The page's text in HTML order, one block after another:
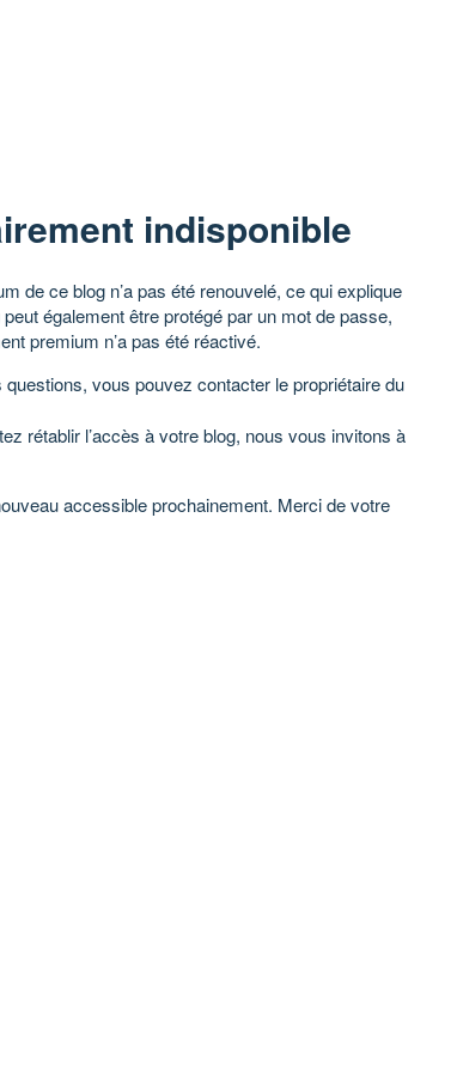
indisponible
de ce blog n’a pas été renouvelé, ce qui explique
également être protégé par un mot de passe,
premium n’a pas été réactivé.
vous pouvez contacter le propriétaire du
rétablir l’accès à votre blog, nous vous invitons à
accessible prochainement. Merci de votre